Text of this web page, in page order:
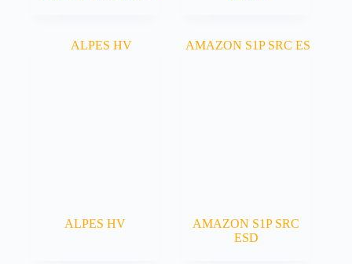
ALPES HV
AMAZON S1P SRC
ESD